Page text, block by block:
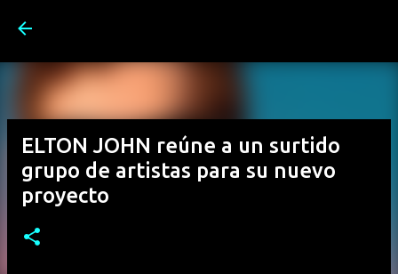
ELTON JOHN reúne a un surtido
grupo de artistas para su nuevo
proyecto